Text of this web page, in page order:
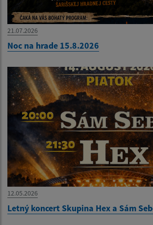
21.07.2026
Noc na hrade 15.8.2026
12.05.2026
Letný koncert Skupina Hex a Sám